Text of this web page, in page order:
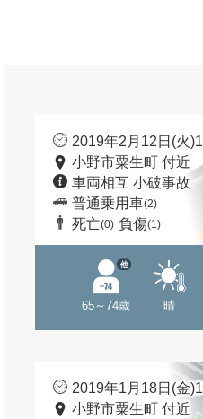
2019年2月12日(火
小野市粟生町 付近
車両相互 小破事故
普通乗用車(2)
死亡(0) 負傷(1)
65～74歳
他
晴
2019年1月18日(金
小野市粟生町 付近